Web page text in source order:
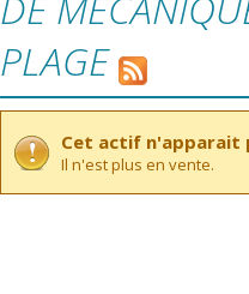
PLAGE
Cet actif n'apparait
Il n'est plus en vente.